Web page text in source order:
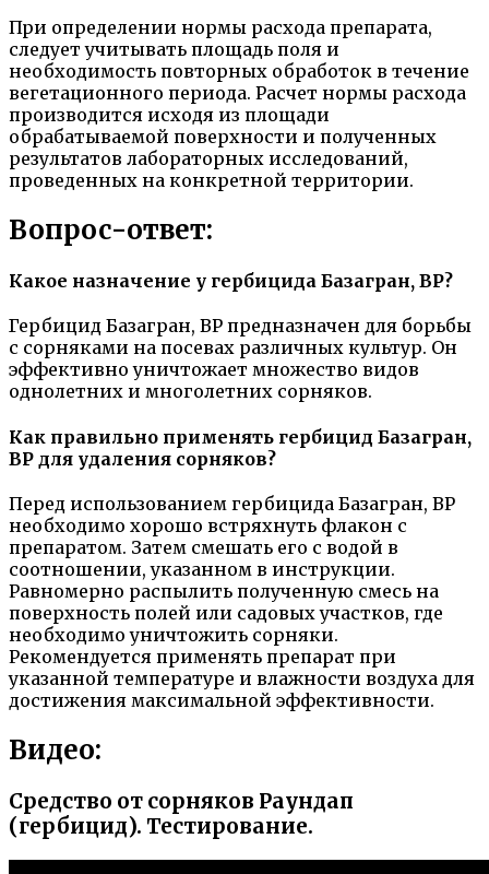
При определении нормы расхода препарата,
следует учитывать площадь поля и
необходимость повторных обработок в течение
вегетационного периода. Расчет нормы расхода
производится исходя из площади
обрабатываемой поверхности и полученных
результатов лабораторных исследований,
проведенных на конкретной территории.
Вопрос-ответ:
Какое назначение у гербицида Базагран, ВР?
Гербицид Базагран, ВР предназначен для борьбы
с сорняками на посевах различных культур. Он
эффективно уничтожает множество видов
однолетних и многолетних сорняков.
Как правильно применять гербицид Базагран,
ВР для удаления сорняков?
Перед использованием гербицида Базагран, ВР
необходимо хорошо встряхнуть флакон с
препаратом. Затем смешать его с водой в
соотношении, указанном в инструкции.
Равномерно распылить полученную смесь на
поверхность полей или садовых участков, где
необходимо уничтожить сорняки.
Рекомендуется применять препарат при
указанной температуре и влажности воздуха для
достижения максимальной эффективности.
Видео:
Средство от сорняков Раундап
(гербицид). Тестирование.